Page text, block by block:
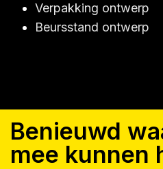
Verpakking ontwerp
Beursstand ontwerp
Benieuwd
mee kunnen